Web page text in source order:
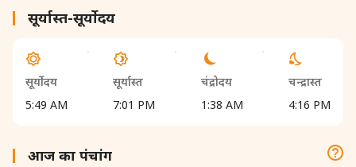
सूर्यास्त-सूर्योदय
सूर्योदय
5:49 AM
सूर्यास्त
7:01 PM
चंद्रोदय
1:38 AM
चन्द्रास्त
4:16 PM
आज का पंचांग